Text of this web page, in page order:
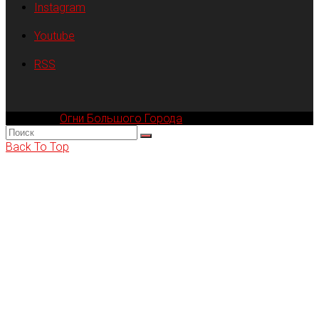
Instagram
Youtube
RSS
Огни Большого Города
Back To Top